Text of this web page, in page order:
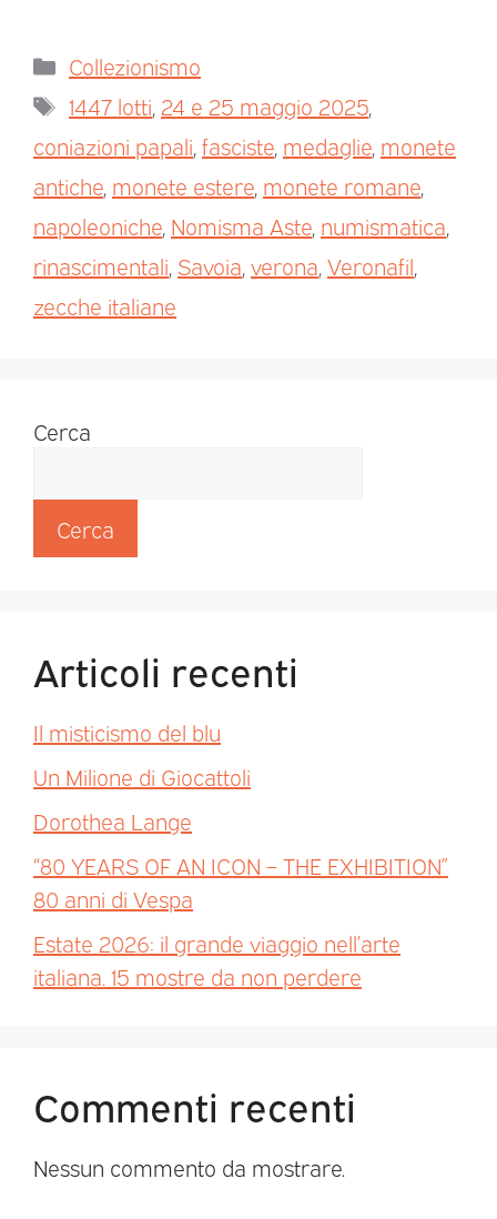
Collezionismo
1447 lotti 24 e 25 maggio 2025
coniazioni papali fasciste medaglie monete
antiche monete estere monete romane
napoleoniche Nomisma Aste numismatica
rinascimentali Savoia verona Veronafil
zecche italiane
Cerca
Cerca
Articoli recenti
Il misticismo del blu
Un Milione di Giocattoli
Dorothea Lange
“80 YEARS OF AN ICON – THE EXHIBITION”
80 anni di Vespa
Estate 2026: il grande viaggio nell’arte
italiana. 15 mostre da non perdere
Commenti recenti
Nessun commento da mostrare.